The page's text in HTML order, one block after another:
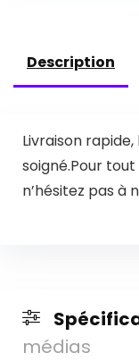
Description
Livraison
soigné.Pour
n’hésitez pas à
médias